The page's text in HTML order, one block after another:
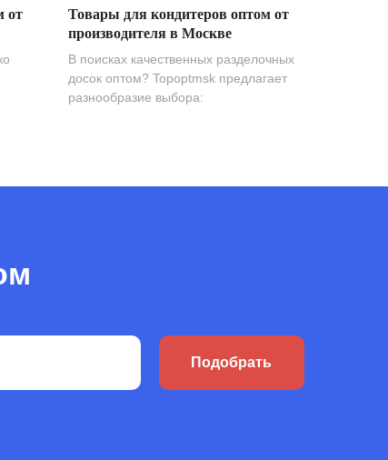
от
Товары для кондитеров оптом от
производителя в Москве
В поисках качественных разделочных
досок оптом? Topoptmsk предлагает
разнообразие выбора:
Подобрать